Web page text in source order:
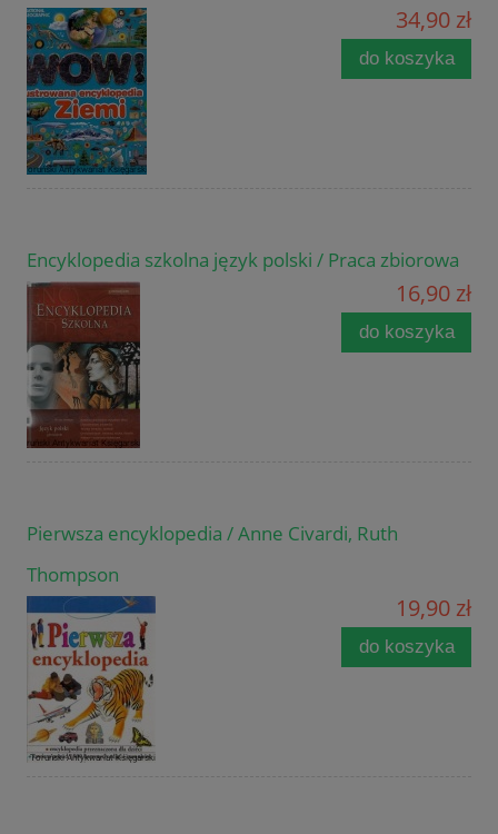
34,90 zł
do koszyka
Encyklopedia szkolna język polski / Praca zbiorowa
16,90 zł
do koszyka
Pierwsza encyklopedia / Anne Civardi, Ruth
Thompson
19,90 zł
do koszyka